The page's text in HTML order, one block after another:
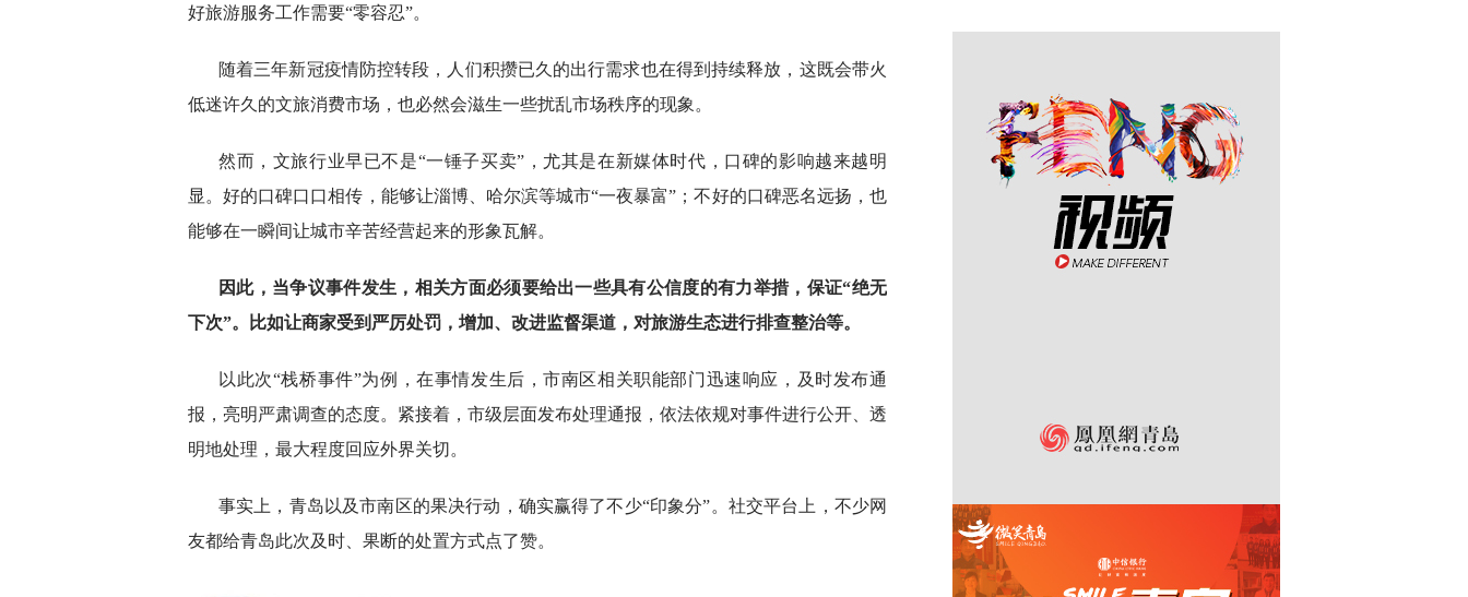
好旅游服务工作需要“零容忍”。
随着三年新冠疫情防控转段，人们积攒已久的出行需求也在得到持续释放，这既会带火
低迷许久的文旅消费市场，也必然会滋生一些扰乱市场秩序的现象。
然而，文旅行业早已不是“一锤子买卖”，尤其是在新媒体时代，口碑的影响越来越明
显。好的口碑口口相传，能够让淄博、哈尔滨等城市“一夜暴富”；不好的口碑恶名远扬，也
能够在一瞬间让城市辛苦经营起来的形象瓦解。
因此，当争议事件发生，相关方面必须要给出一些具有公信度的有力举措，保证“绝无
下次”。比如让商家受到严厉处罚，增加、改进监督渠道，对旅游生态进行排查整治等。
以此次“栈桥事件”为例，在事情发生后，市南区相关职能部门迅速响应，及时发布通
报，亮明严肃调查的态度。紧接着，市级层面发布处理通报，依法依规对事件进行公开、透
明地处理，最大程度回应外界关切。
事实上，青岛以及市南区的果决行动，确实赢得了不少“印象分”。社交平台上，不少网
友都给青岛此次及时、果断的处置方式点了赞。